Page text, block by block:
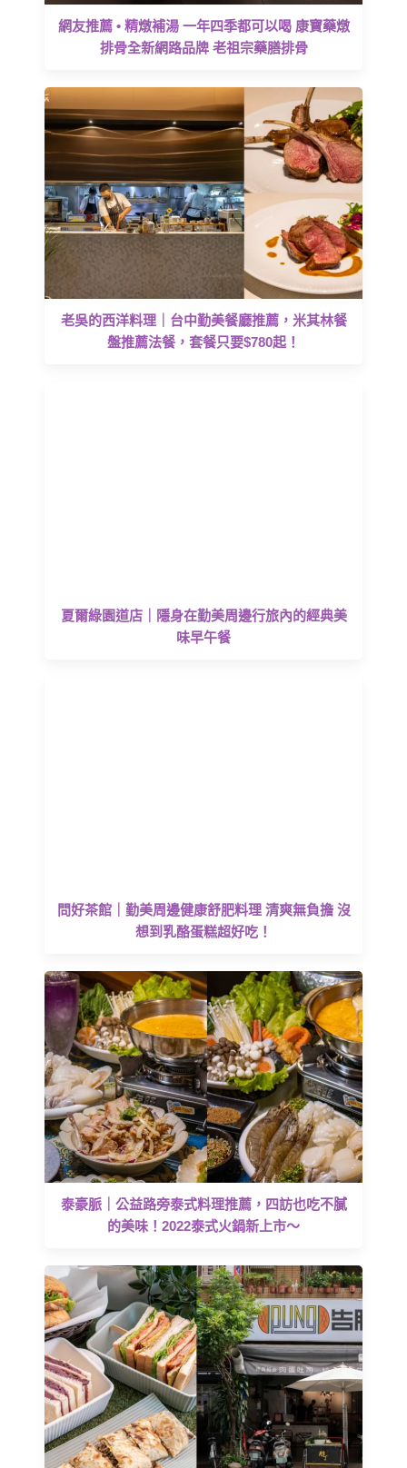
網友推薦 • 精燉補湯 一年四季都可以喝 康寶藥燉
排骨全新網路品牌 老祖宗藥膳排骨
老吳的西洋料理｜台中勤美餐廳推薦，米其林餐
盤推薦法餐，套餐只要$780起！
夏爾綠園道店｜隱身在勤美周邊行旅內的經典美
味早午餐
問好茶館｜勤美周邊健康舒肥料理 清爽無負擔 沒
想到乳酪蛋糕超好吃！
泰豪脈｜公益路旁泰式料理推薦，四訪也吃不膩
的美味！2022泰式火鍋新上市～